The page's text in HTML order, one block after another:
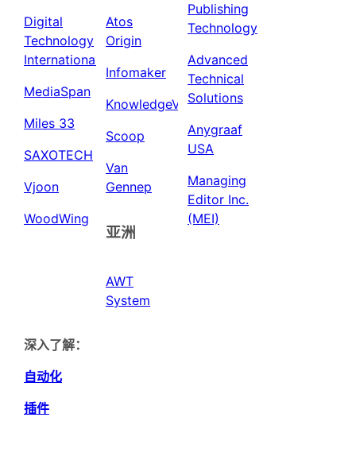
Digital
Technology
International
MediaSpan
Miles 33
SAXOTECH
Vjoon
WoodWing
Atos
Origin
Infomaker
KnowledgeView
Scoop
Van
Gennep
亚洲
AWT
System
Publishing
Technology
Advanced
Technical
Solutions
Anygraaf
USA
Managing
Editor Inc.
(MEI)
深入了解：
自动化
插件